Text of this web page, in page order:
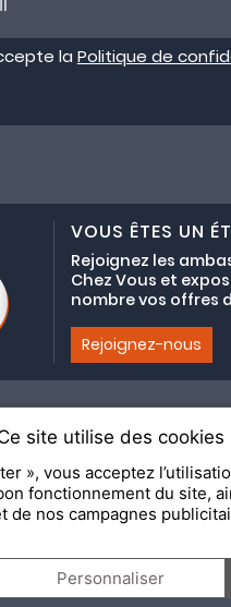
la Politique de
VOUS ÊTES UN
Rejoignez les
Chez Vous et
nombre vos offres
Rejoignez-nous
Adhésion au
2020 Le Meilleur Chez
site utilise des cookies
», vous acceptez
fonctionnement du site,
de nos campagnes
Personnaliser